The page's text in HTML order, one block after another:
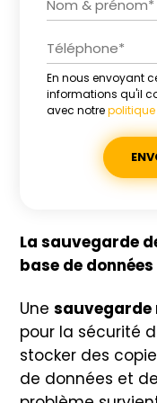
En nous envoyant
informations qu'il
avec notre
Alternative:
La sauvegarde
base de données
Unesauvegarde
pour la sécurité
stocker des
de données et